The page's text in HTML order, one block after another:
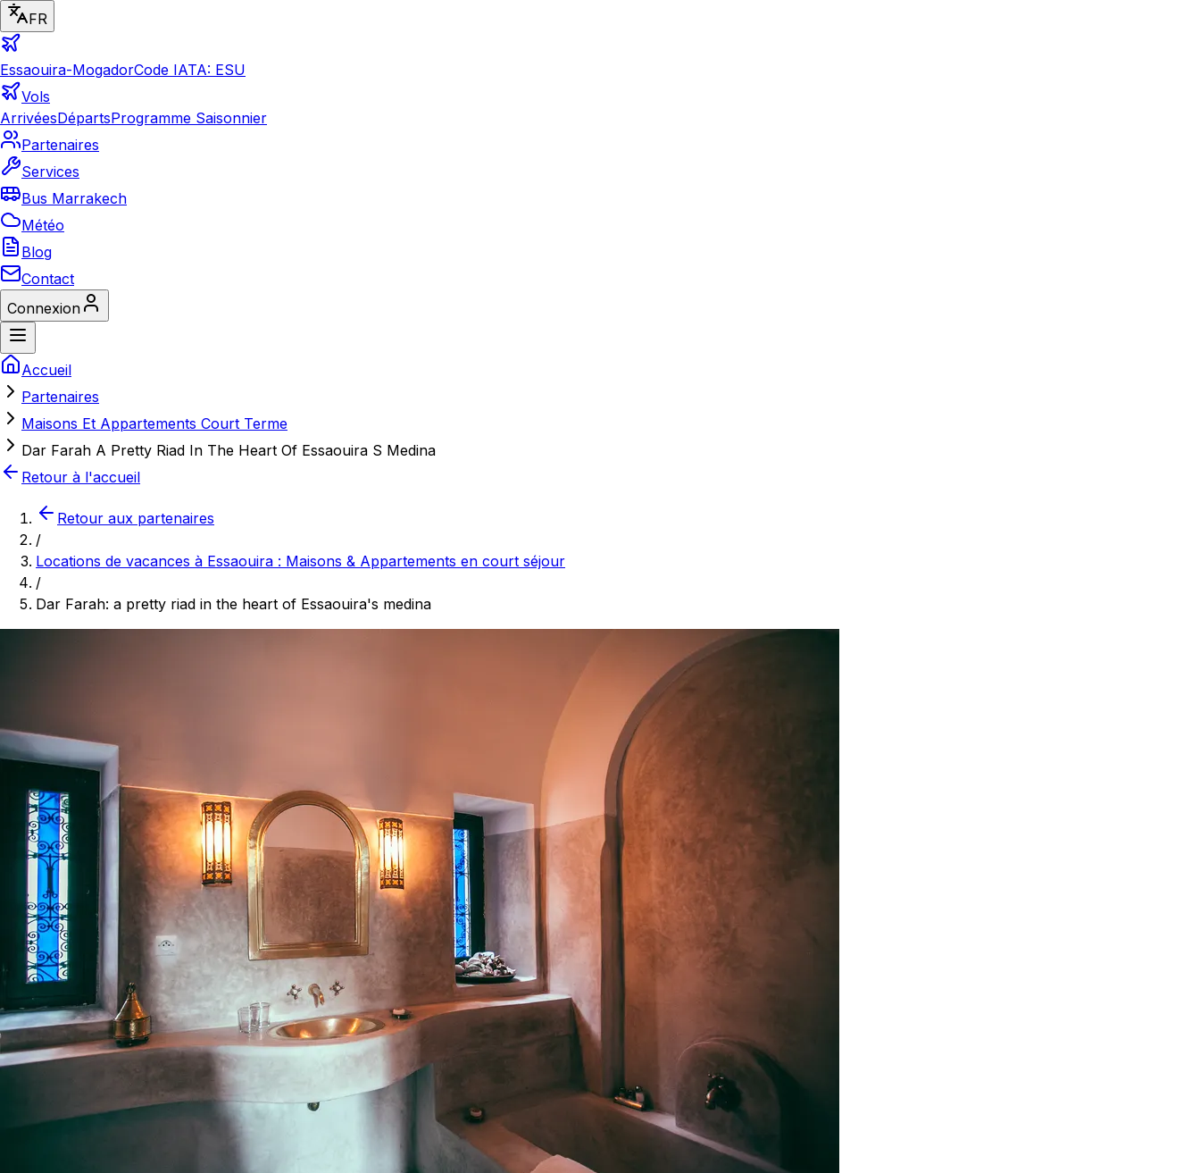
FR
Essaouira-MogadorCode IATA: ESU
Vols
ArrivéesDépartsProgramme Saisonnier
Partenaires
Services
Bus Marrakech
Météo
Blog
Contact
Connexion
Accueil
Partenaires
Maisons Et Appartements Court Terme
Dar Farah A Pretty Riad In The Heart Of Essaouira S Medina
Retour à l'accueil
Retour aux partenaires
/
Locations de vacances à Essaouira : Maisons & Appartements en court séjour
/
Dar Farah: a pretty riad in the heart of Essaouira's medina